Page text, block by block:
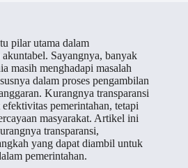
pilar utama dalam
Sayangnya, banyak
masih menghadapi masalah
dalam proses pengambilan
Kurangnya transparansi
pemerintahan, tetapi
masyarakat. Artikel ini
transparansi,
yang dapat diambil untuk
pemerintahan.